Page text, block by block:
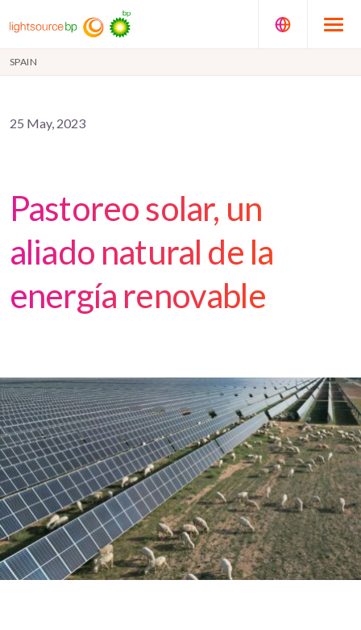
SPAIN
25 May, 2023
Pastoreo solar, un
aliado natural de la
energía renovable